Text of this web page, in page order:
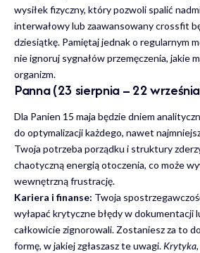
wysiłek fizyczny, który pozwoli spalić
interwałowy lub zaawansowany crossfit
dziesiątkę. Pamiętaj jednak o regularnym
nie ignoruj sygnałów przemęczenia, jakie
organizm.
Panna (23 sierpnia – 22
Dla Panien 15 maja będzie dniem
do optymalizacji każdego, nawet
Twoja potrzeba porządku i struktury
chaotyczną energią otoczenia, co może
wewnętrzną frustrację.
Kariera i finanse: Twoja
wyłapać krytyczne błędy w dokumentacji
całkowicie zignorowali. Zostaniesz za to
formę, w jakiej zgłaszasz te uwagi. Krytyka,